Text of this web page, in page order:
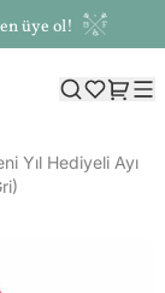
üye ol!
Yıl Hediyeli Ayı